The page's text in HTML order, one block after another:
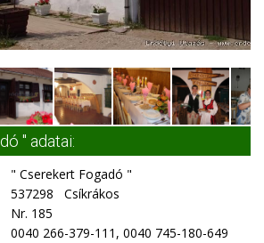
" adatai:
" Cserekert Fogadó "
537298 Csíkrákos
Nr. 185
0040 266-379-111, 0040 745-180-649